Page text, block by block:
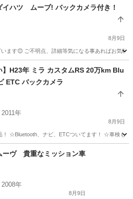
イハツ ムーブ! バックカメラ付き！
8月9日
ます😊 ご不明点、詳細等気になる事あればお気
ムーヴ ワゴンR
】H23年 ミラ カスタムRS 20万km Blu
ETC バックカメラ
年
8月9日
☆Bluetooth、ナビ、ETCついてます！ ☆車検も
ミラ Bluetooth
ーヴ 貴重なミッション車
年
8月9日